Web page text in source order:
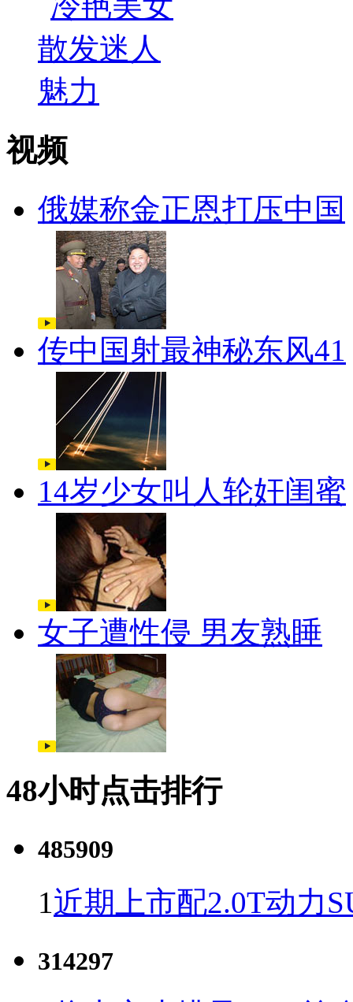
视频
俄媒称金正恩打压中国
传中国射最神秘东风41
14岁少女叫人轮奸闺蜜
女子遭性侵 男友熟睡
48小时点击排行
485909
1近期上市配2.0T动力
314297